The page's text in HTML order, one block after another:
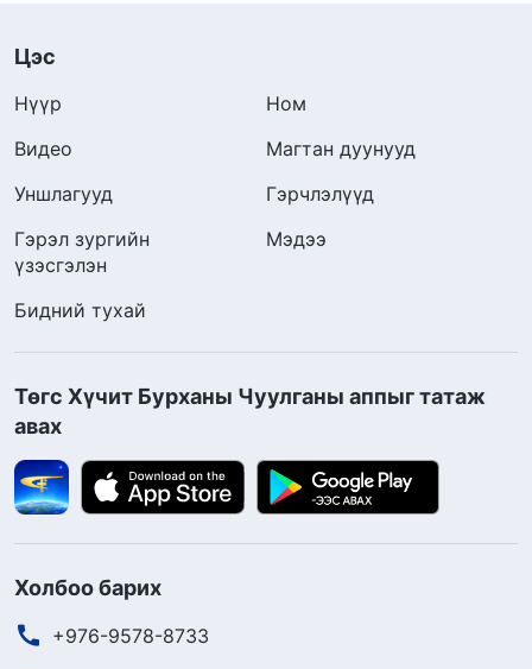
Цэс
Нүүр
Ном
Видео
Магтан дуунууд
Уншлагууд
Гэрчлэлүүд
Гэрэл зургийн
үзэсгэлэн
Мэдээ
Бидний тухай
Төгс Хүчит Бурханы Чуулганы аппыг татаж
авах
Холбоо барих
+976-9578-8733